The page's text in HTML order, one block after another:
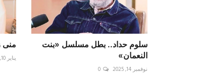
سلوم حداد.. بطل مسلسل «بنت
النعمان»
نوفمبر 14, 2025 0
منى
يناير 10, 2026